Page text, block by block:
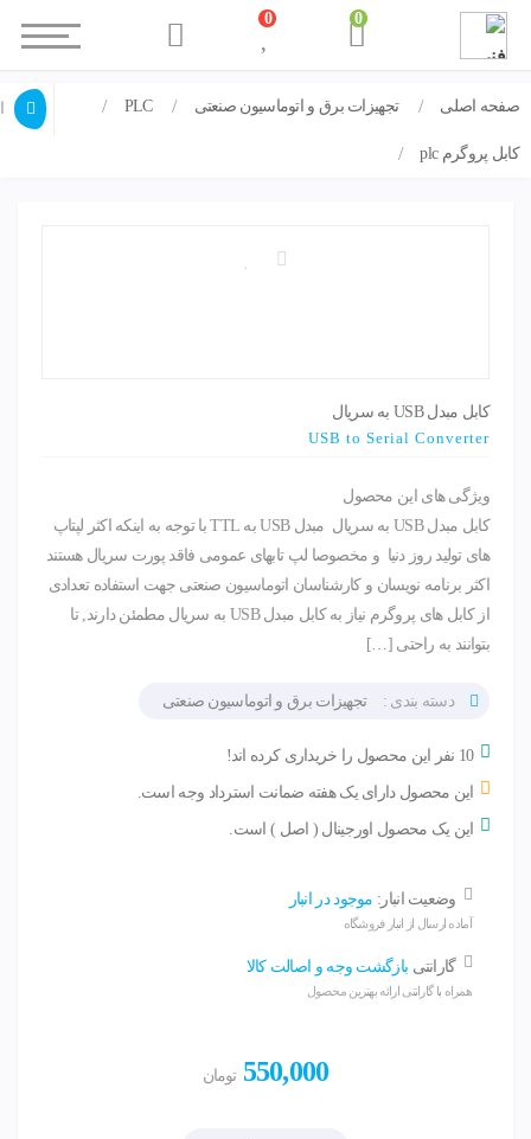
صفحه اصلی تجهیزات برق و اتوماسیون صنعتی PLC
کابل پروگرم plc
کابل مبدل USB به سریال
کابل مبدل USB به سریال
USB to Serial Converter
ویژگی های این محصول
کابل مبدل USB به سریال مبدل USB به TTL با توجه به اینکه اکثر لپتاپ
های تولید روز دنیا و مخصوصا لپ تابهای عمومی فاقد پورت سریال هستند
اکثر برنامه نویسان و کارشناسان اتوماسیون صنعتی جهت استفاده تعدادی
از کابل های پروگرم نیاز به کابل مبدل USB به سریال مطمئن دارند, تا
بتوانند به راحتی […]
دسته بندی : تجهیزات برق و اتوماسیون صنعتی
10 نفر این محصول را خریداری کرده اند!
این محصول دارای یک هفته ضمانت استرداد وجه است.
این یک محصول اورجینال ( اصل ) است.
وضعیت انبار: موجود در انبار
آماده ارسال از انبار فروشگاه
گارانتی بازگشت وجه و اصالت کالا
همراه با گارانتی ارائه بهترین محصول
550,000 تومان
0
0